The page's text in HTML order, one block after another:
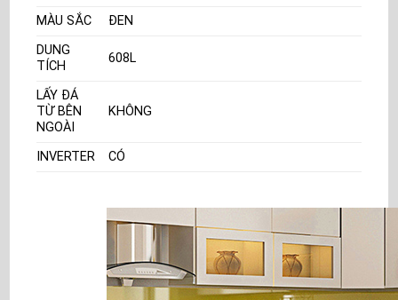
MÀU SẮC
ĐEN
DUNG
TÍCH
608L
LẤY ĐÁ
TỪ BÊN
NGOÀI
KHÔNG
INVERTER CÓ